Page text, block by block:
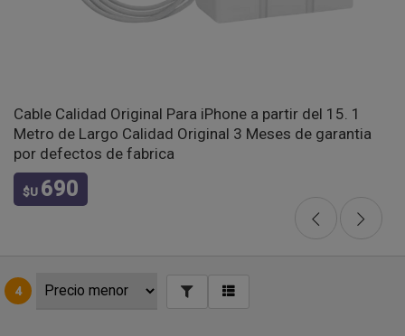
Cable Calidad Original Para iPhone a partir del 15. 1
Metro de Largo Calidad Original 3 Meses de garantia
por defectos de fabrica
$U 690
4